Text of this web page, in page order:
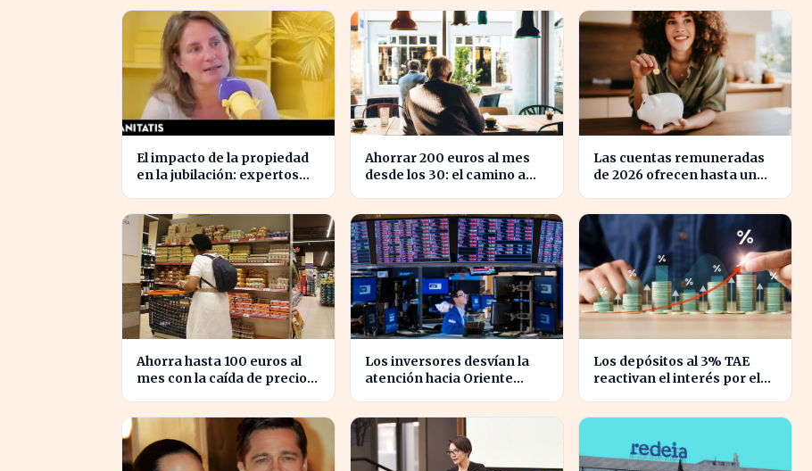
El impacto de la propiedad
en la jubilación: expertos
Ahorrar 200 euros al mes
desde los 30: el camino a
Las cuentas remuneradas
de 2026 ofrecen hasta un
Ahorra hasta 100 euros al
mes con la caída de precios
Los inversores desvían la
atención hacia Oriente
Los depósitos al 3% TAE
reactivan el interés por el